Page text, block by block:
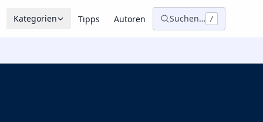
Kategorien Tipps Autoren Suchen… /